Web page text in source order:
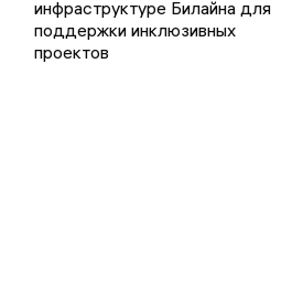
инфраструктуре Билайна для
поддержки инклюзивных
проектов